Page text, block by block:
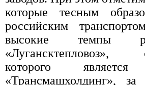
которые тесным
российским
высокие темпы
«Лугансктепловоз»,
которого является
«Трансмашхолдинг»,